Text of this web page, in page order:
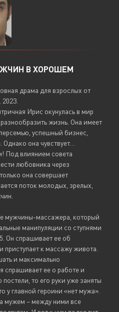
В ХОРОШЕМ
драма для взрослых от
Ирис окунулась в мир
жизнь. Она имеет
успешный бизнес,
она чувствует…
Под влиянием совета
любовника через
она совершает
поток молодых, зрелых,
мужчины-массажера, который
манипуляции со ступнями
Он спрашивает ее об
приступает к массажу живота.
и максимально
спрашивает ее о работе и
то его руки уже заняты
у главной героини «нет мужа».
мужем – между ними все